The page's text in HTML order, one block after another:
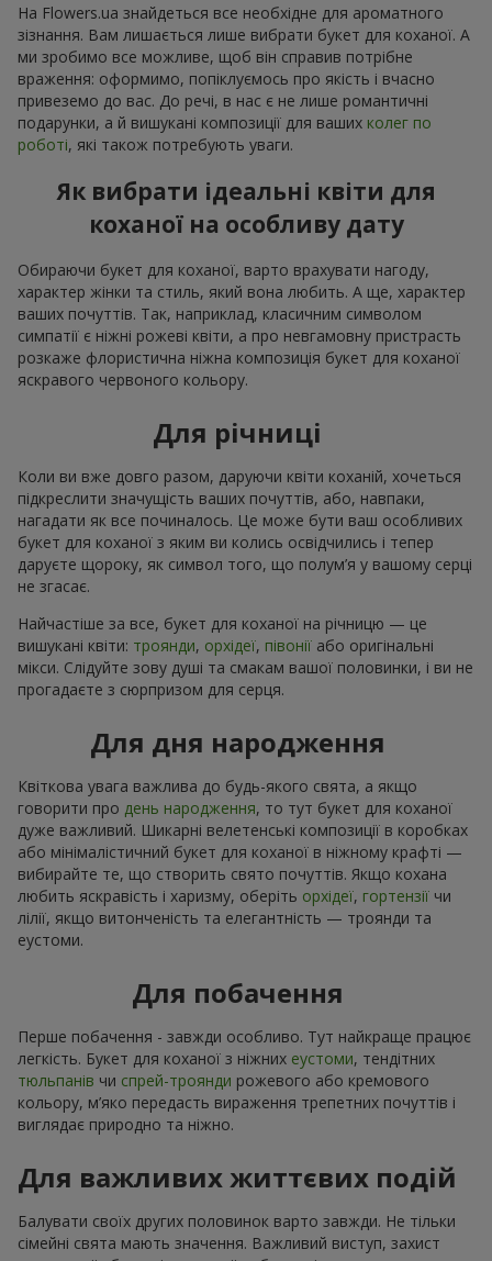
На Flowers.ua знайдеться все необхідне для ароматного
зізнання. Вам лишається лише вибрати букет для коханої. А
ми зробимо все можливе, щоб він справив потрібне
враження: оформимо, попіклуємось про якість і вчасно
привеземо до вас. До речі, в нас є не лише романтичні
подарунки, а й вишукані композиції для ваших колег по
роботі, які також потребують уваги.
Як вибрати ідеальні квіти для
коханої на особливу дату
Обираючи букет для коханої, варто врахувати нагоду,
характер жінки та стиль, який вона любить. А ще, характер
ваших почуттів. Так, наприклад, класичним символом
симпатії є ніжні рожеві квіти, а про невгамовну пристрасть
розкаже флористична ніжна композиція букет для коханої
яскравого червоного кольору.
Для річниці
Коли ви вже довго разом, даруючи квіти коханій, хочеться
підкреслити значущість ваших почуттів, або, навпаки,
нагадати як все починалось. Це може бути ваш особливих
букет для коханої з яким ви колись освідчились і тепер
даруєте щороку, як символ того, що полум’я у вашому серці
не згасає.
Найчастіше за все, букет для коханої на річницю — це
вишукані квіти: троянди, орхідеї, півонії або оригінальні
мікси. Слідуйте зову душі та смакам вашої половинки, і ви не
прогадаєте з сюрпризом для серця.
Для дня народження
Квіткова увага важлива до будь-якого свята, а якщо
говорити про день народження, то тут букет для коханої
дуже важливий. Шикарні велетенські композиції в коробках
або мінімалістичний букет для коханої в ніжному крафті —
вибирайте те, що створить свято почуттів. Якщо кохана
любить яскравість і харизму, оберіть орхідеї, гортензії чи
лілії, якщо витонченість та елегантність — троянди та
еустоми.
Для побачення
Перше побачення - завжди особливо. Тут найкраще працює
легкість. Букет для коханої з ніжних еустоми, тендітних
тюльпанів чи спрей-троянди рожевого або кремового
кольору, м’яко передасть вираження трепетних почуттів і
виглядає природно та ніжно.
Для важливих життєвих подій
Балувати своїх других половинок варто завжди. Не тільки
сімейні свята мають значення. Важливий виступ, захист